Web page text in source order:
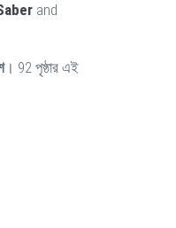
and
। 92 পৃষ্ঠার এই